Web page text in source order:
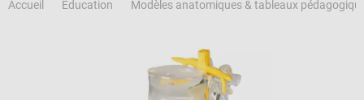
Accueil Éducation Modèles anatomiques & tableaux